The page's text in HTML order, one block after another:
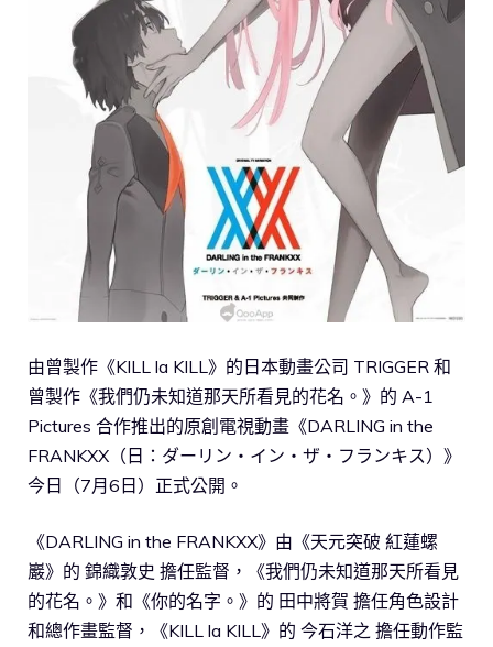
由曾製作《KILL la KILL》的日本動畫公司 TRIGGER 和
曾製作《我們仍未知道那天所看見的花名。》的 A-1
Pictures 合作推出的原創電視動畫《DARLING in the
FRANKXX（日：ダーリン・イン・ザ・フランキス）》
今日（7月6日）正式公開。
《DARLING in the FRANKXX》由《天元突破 紅蓮螺
巖》的 錦織敦史 擔任監督，《我們仍未知道那天所看見
的花名。》和《你的名字。》的 田中將賀 擔任角色設計
和總作畫監督，《KILL la KILL》的 今石洋之 擔任動作監